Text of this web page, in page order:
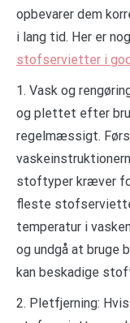
opbevarer dem
i lang tid. Her er
stofservietter i
1. Vask og
og plettet efter
regelmæssigt.
stoftyper kræver
fleste
temperatur i
og undgå at bruge
kan beskadige
2. Pletfjerning: